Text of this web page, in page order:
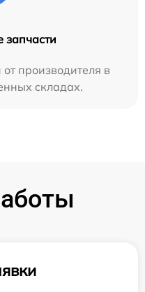
запчасти
производителя в
складах.